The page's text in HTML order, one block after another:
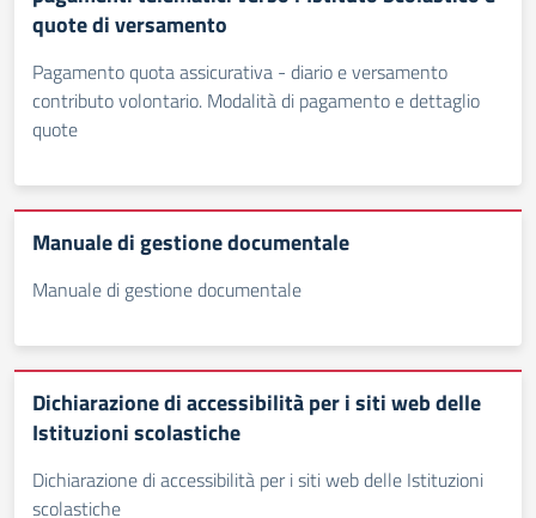
quote di versamento
Pagamento quota assicurativa - diario e versamento
contributo volontario. Modalità di pagamento e dettaglio
quote
Manuale di gestione documentale
Manuale di gestione documentale
Dichiarazione di accessibilità per i siti web delle
Istituzioni scolastiche
Dichiarazione di accessibilità per i siti web delle Istituzioni
scolastiche